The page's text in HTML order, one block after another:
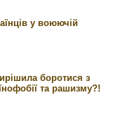
у воюючій
боротися з
та рашизму?!